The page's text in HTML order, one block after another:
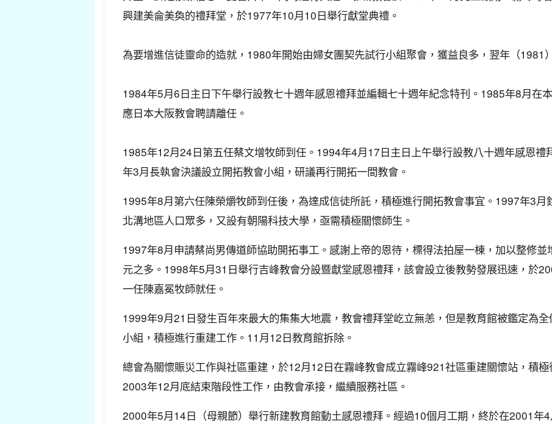
興建美侖美奐的禮拜堂，於1977年10月10日舉行獻堂典禮。
為要增進信徒靈命的造就，1980年開始由婦女團契先試行小組聚會，獲益良多，翌年（1981
1984年5月6日主日下午舉行設教七十週年感恩禮拜並編輯七十週年紀念特刊。1985年8月在
應日本大阪教會聘請離任。
1985年12月24日第五任蔡文增牧師到任。1994年4月17日主日上午舉行設教八十週年感恩禮
年3月長執會決議設立開拓教會小組，研議再行開拓一間教會。
1995年8月第六任陳榮爝牧師到任後，為達成信徒所託，積極進行開拓教會事宜。1997年3月
北溝地區人口眾多，又設有朝陽科技大學，亟需積極關懷師生。
1997年8月申請蔡尚男傳道師協助開拓事工。感謝上帝的恩待，標得法拍屋一棟，加以整修
元之多。1998年5月31日舉行吉峰教會分設暨獻堂感恩禮拜，該會設立後教勢發展迅速，於
一任陳嘉冕牧師就任。
1999年9月21日發生百年來最大的集集大地震，教會禮拜堂屹立無恙，但是教育館被鑑定為
小組，積極進行重建工作。11月12日教育館拆除。
總會為關懷賑災工作與社區重建，於12月12日在霧峰教會成立霧峰921社區重建關懷站，積
2003年12月底結束階段性工作，由教會承接，繼續服務社區。
2000年5月14日（母親節）舉行新建教育館動土感恩禮拜。經過10個月工期，終於在2001年